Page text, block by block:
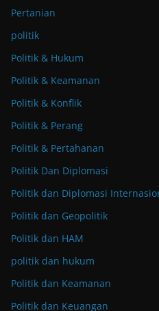
Pertanian
politik
Politik & Hukum
Politik & Keamanan
Politik & Konflik
Politik & Perang
Politik & Pertahanan
Politik Dan Diplomasi
Politik dan Diplomasi
Politik dan Geopolitik
Politik dan HAM
politik dan hukum
Politik dan Keamanan
Politik dan Keuangan